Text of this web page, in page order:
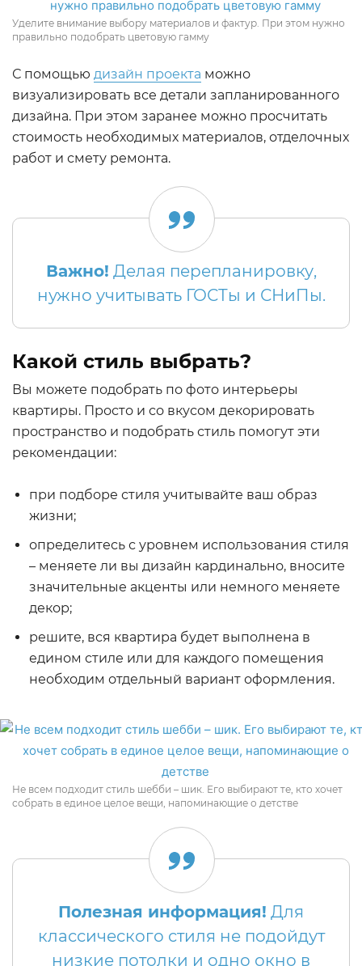
Уделите внимание выбору материалов и фактур. При этом нужно
правильно подобрать цветовую гамму
С помощью дизайн проекта можно
визуализировать все детали запланированного
дизайна. При этом заранее можно просчитать
стоимость необходимых материалов, отделочных
работ и смету ремонта.
Важно! Делая перепланировку,
нужно учитывать ГОСТы и СНиПы.
Какой стиль выбрать?
Вы можете подобрать по фото интерьеры
квартиры. Просто и со вкусом декорировать
пространство и подобрать стиль помогут эти
рекомендации:
при подборе стиля учитывайте ваш образ
жизни;
определитесь с уровнем использования стиля
– меняете ли вы дизайн кардинально, вносите
значительные акценты или немного меняете
декор;
решите, вся квартира будет выполнена в
едином стиле или для каждого помещения
необходим отдельный вариант оформления.
Не всем подходит стиль шебби – шик. Его выбирают те, кто хочет
собрать в единое целое вещи, напоминающие о детстве
Полезная информация! Для
классического стиля не подойдут
низкие потолки и одно окно в